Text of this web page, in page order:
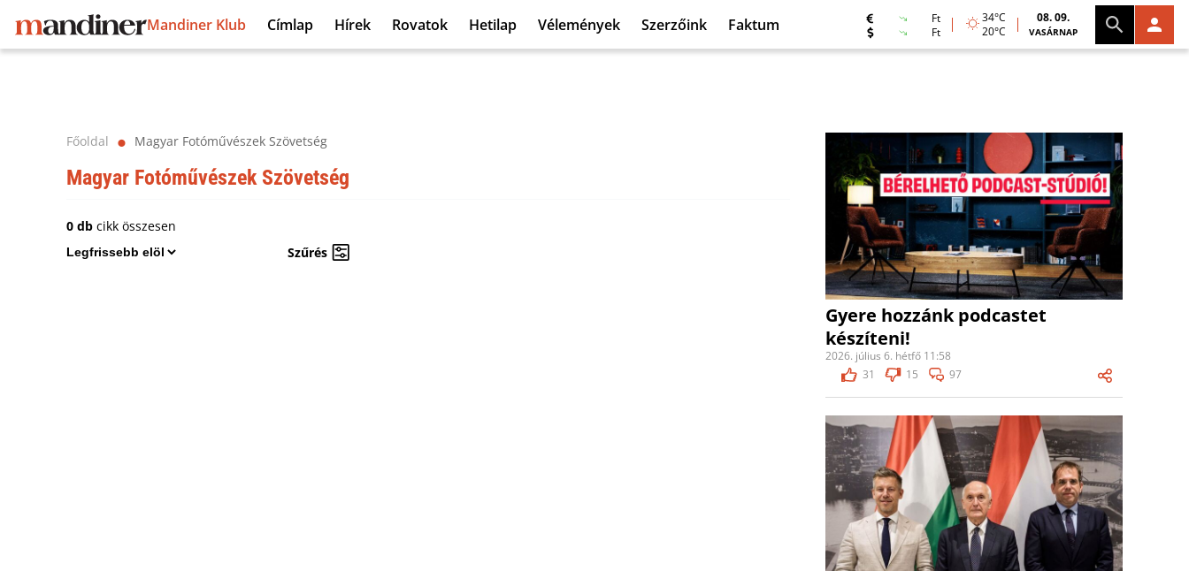
Mandiner Klub Címlap Hírek Rovatok Hetilap Vélemények Szerzőink Faktum
Ft
Ft
34°C
20°C
08. 09.
VASÁRNAP
Főoldal ⬤ Magyar Fotóművészek Szövetség
Magyar Fotóművészek Szövetség
0 db cikk összesen
Szűrés
Gyere hozzánk podcastet
készíteni!
2026. július 6. hétfő 11:58
31
15 97